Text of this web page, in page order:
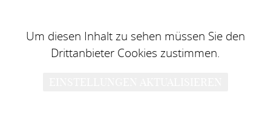
Um diesen Inhalt zu sehen müssen Sie den
Drittanbieter Cookies zustimmen.